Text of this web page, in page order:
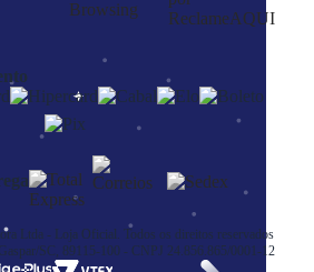
Ltda - Loja Oficial. Todos os direitos reservados
SC, 89115-100 - CNPJ 24.856.865/0001-12